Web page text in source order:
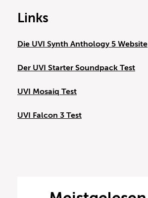
Links
Die UVI Synth Anthology 5 Website
Der UVI Starter Soundpack Test
UVI Mosaiq Test
UVI Falcon 3 Test